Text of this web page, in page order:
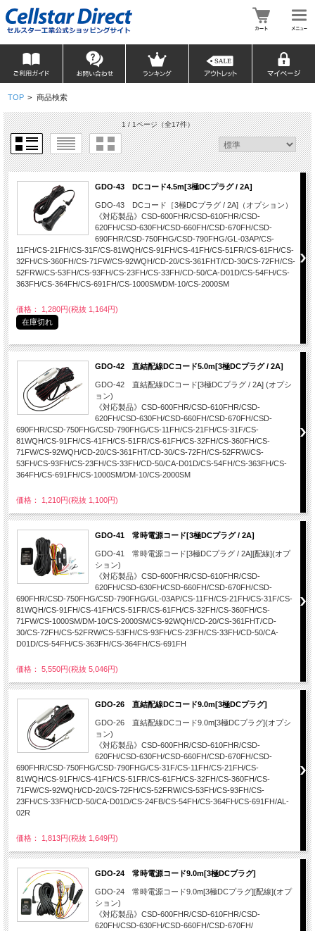
TOP > 商品検索
1 / 1ページ（全17件）
GDO-43 DCコード4.5m[3極DCプラグ / 2A]
GDO-43 DCコード［3極DCプラグ / 2A]（オプション）
《対応製品》CSD-600FHR/CSD-610FHR/CSD-
620FH/CSD-630FH/CSD-660FH/CSD-670FH/CSD-
690FHR/CSD-750FHG/CSD-790FHG/GL-03AP/CS-
11FH/CS-21FH/CS-31F/CS-81WQH/CS-91FH/CS-41FH/CS-51FR/CS-61FH/CS-
32FH/CS-360FH/CS-71FW/CS-92WQH/CD-20/CS-361FHT/CD-30/CS-72FH/CS-
52FRW/CS-53FH/CS-93FH/CS-23FH/CS-33FH/CD-50/CA-D01D/CS-54FH/CS-
363FH/CS-364FH/CS-691FH/CS-1000SM/DM-10/CS-2000SM
価格： 1,280円(税抜 1,164円)
在庫切れ
GDO-42 直結配線DCコード5.0m[3極DCプラグ / 2A]
GDO-42 直結配線DCコード[3極DCプラグ / 2A] (オプシ
ョン)
《対応製品》CSD-600FHR/CSD-610FHR/CSD-
620FH/CSD-630FH/CSD-660FH/CSD-670FH/CSD-
690FHR/CSD-750FHG/CSD-790FHG/CS-11FH/CS-21FH/CS-31F/CS-
81WQH/CS-91FH/CS-41FH/CS-51FR/CS-61FH/CS-32FH/CS-360FH/CS-
71FW/CS-92WQH/CD-20/CS-361FHT/CD-30/CS-72FH/CS-52FRW/CS-
53FH/CS-93FH/CS-23FH/CS-33FH/CD-50/CA-D01D/CS-54FH/CS-363FH/CS-
364FH/CS-691FH/CS-1000SM/DM-10/CS-2000SM
価格： 1,210円(税抜 1,100円)
GDO-41 常時電源コード[3極DCプラグ / 2A]
GDO-41 常時電源コード[3極DCプラグ / 2A][配線](オプ
ション)
《対応製品》CSD-600FHR/CSD-610FHR/CSD-
620FH/CSD-630FH/CSD-660FH/CSD-670FH/CSD-
690FHR/CSD-750FHG/CSD-790FHG/GL-03AP/CS-11FH/CS-21FH/CS-31F/CS-
81WQH/CS-91FH/CS-41FH/CS-51FR/CS-61FH/CS-32FH/CS-360FH/CS-
71FW/CS-1000SM/DM-10/CS-2000SM/CS-92WQH/CD-20/CS-361FHT/CD-
30/CS-72FH/CS-52FRW/CS-53FH/CS-93FH/CS-23FH/CS-33FH/CD-50/CA-
D01D/CS-54FH/CS-363FH/CS-364FH/CS-691FH
価格： 5,550円(税抜 5,046円)
GDO-26 直結配線DCコード9.0m[3極DCプラグ]
GDO-26 直結配線DCコード9.0m[3極DCプラグ](オプシ
ョン)
《対応製品》CSD-600FHR/CSD-610FHR/CSD-
620FH/CSD-630FH/CSD-660FH/CSD-670FH/CSD-
690FHR/CSD-750FHG/CSD-790FHG/CS-31F/CS-11FH/CS-21FH/CS-
81WQH/CS-91FH/CS-41FH/CS-51FR/CS-61FH/CS-32FH/CS-360FH/CS-
71FW/CS-92WQH/CD-20/CS-72FH/CS-52FRW/CS-53FH/CS-93FH/CS-
23FH/CS-33FH/CD-50/CA-D01D/CS-24FB/CS-54FH/CS-364FH/CS-691FH/AL-
02R
価格： 1,813円(税抜 1,649円)
GDO-24 常時電源コード9.0m[3極DCプラグ]
GDO-24 常時電源コード9.0m[3極DCプラグ][配線](オプ
ション)
《対応製品》CSD-600FHR/CSD-610FHR/CSD-
620FH/CSD-630FH/CSD-660FH/CSD-670FH/